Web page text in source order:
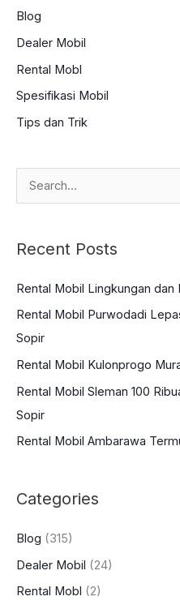
Blog
Dealer Mobil
Rental Mobl
Spesifikasi Mobil
Tips dan Trik
e
r
h
f
o
r
:
Recent Posts
Rental Mobil Lingkungan dan
Rental Mobil Purwodadi
Sopir
Rental Mobil Kulonprogo
Rental Mobil Sleman 100
Sopir
Rental Mobil Ambarawa
Categories
Blog (315)
Dealer Mobil (24)
Rental Mobl (2)